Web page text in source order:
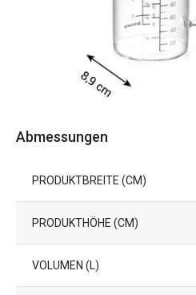
Abmessungen
PRODUKTBREITE (CM)
PRODUKTHÖHE (CM)
VOLUMEN (L)